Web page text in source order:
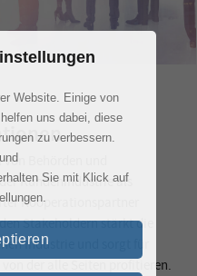
Behörden und
Kundenindustrie als
Kooperationspartner
Stakeholdern stärkt die
Industrie und sorgt für
der alle Seiten profitieren.
Website. Einige von
uns dabei, diese
zu verbessern.
Sie mit Klick auf